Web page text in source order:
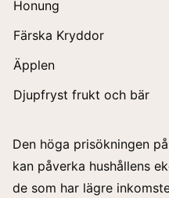
Honung
Färska Kryddor
Äpplen
Djupfryst frukt och bär
Den höga prisökningen
kan påverka hushållens
de som har lägre